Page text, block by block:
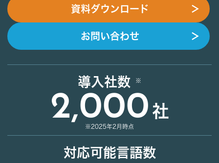
資料ダウンロード ＞
お問い合わせ ＞
導入社数
2,000 社
※2025年2月時点
対応可能言語数